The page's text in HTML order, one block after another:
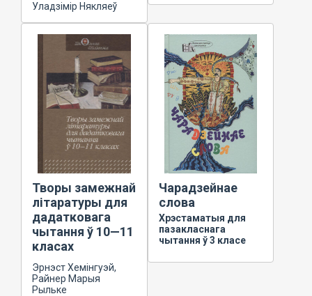
Уладзімір Някляеў
Творы замежнай
літаратуры для
дадатковага
чытання ў 10—11
класах
Эрнэст Хемінгуэй,
Райнер Марыя
Рыльке
Чарадзейнае
слова
Хрэстаматыя для
пазакласнага
чытання ў 3 класе